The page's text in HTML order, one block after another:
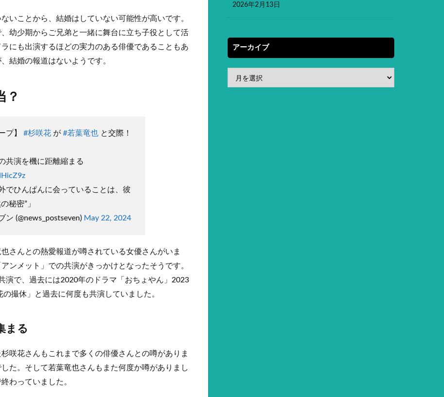
いことから、結婚はしていない可能性が高いです。
幼少期からご兄弟と一緒に舞台に立ち子役として活
にも出演するほどの実力のある俳優であることもあ
結婚の報道はないようです。
？
プ】 #杉咲花 が #若葉竜也 と交際！
共演を機に距離縮まる
でひんぱんに会っていることは、彼
秘密”」
ン (@news_postseven) May 22, 2024
さんとの熱愛報道が噂されている女優さんがいま
ンメット」での共演がきっかけとなったそうです。
演で、過去には2020年のドラマ「おちょやん」2023
撮休」と過去に何度も共演していました。
まる
咲花さんもこれまで多くの俳優さんとの噂がありま
た。そして若葉竜也さんもまた何度か噂がありまし
わっていました。
2026年2月13日
アーカイブ